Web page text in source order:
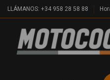
LLÁMANOS: +34 958 28 58 88